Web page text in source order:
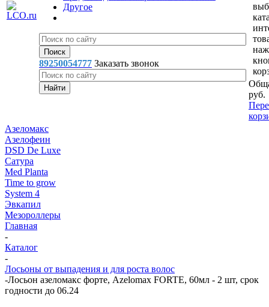
Другое
89250054777 Заказать звонок
руб.
Азеломакс
Азелофеин
DSD De Luxe
Сатура
Med Planta
Time to grow
System 4
Эвкапил
Мезороллеры
Главная
-
Каталог
-
Лосьоны от выпадения и для роста волос
-Лосьон азеломакс форте, Azelomax FORTE, 60мл - 2 шт, срок
годности до 06.24